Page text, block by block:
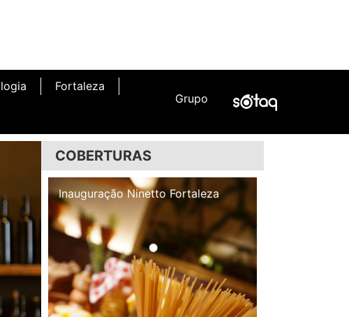
Fortaleza
Grupo
COBERTURAS
Inauguração Illa Café